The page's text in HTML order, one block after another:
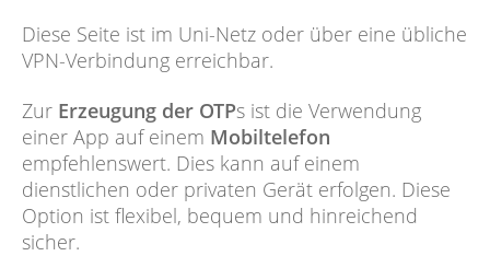
Diese Seite ist im Uni-Netz oder über eine übliche
VPN-Verbindung erreichbar.
Zur Erzeugung der OTPs ist die Verwendung
einer App auf einem Mobiltelefon
empfehlenswert. Dies kann auf einem
dienstlichen oder privaten Gerät erfolgen. Diese
Option ist flexibel, bequem und hinreichend
sicher.